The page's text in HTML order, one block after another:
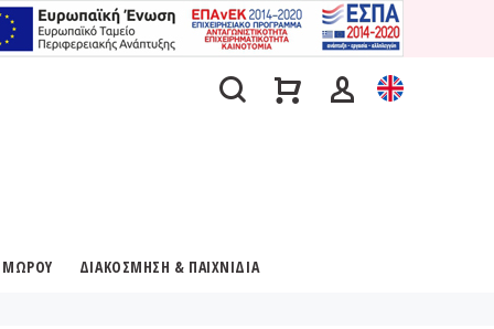
ΜΩΡΟΥ ΔΙΑΚΟΣΜΗΣΗ & ΠΑΙΧΝΙΔΙΑ